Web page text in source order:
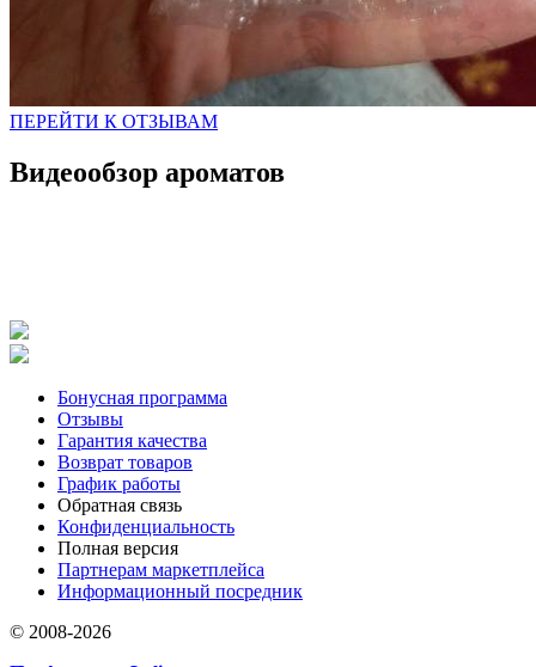
ПЕРЕЙТИ К ОТЗЫВАМ
Видеообзор ароматов
Бонусная программа
Отзывы
Гарантия качества
Возврат товаров
График работы
Обратная связь
Конфиденциальность
Полная версия
Партнерам маркетплейса
Информационный посредник
© 2008-2026